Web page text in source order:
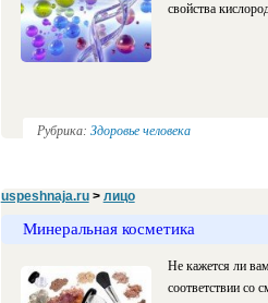
свойства
Рубрика: Здоровье человека
uspeshnaja.ru> лицо
Минеральная косметика
Не кажется ли
соответствии со